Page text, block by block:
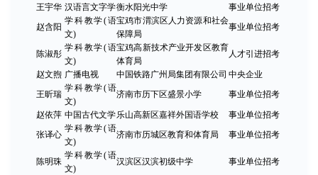
王宇华 汉语言文字学衡水阳光中学
事业单位招考
赵含阳
学科教学(语
文)
宝鸡市渭滨区人力资源和社会
保障局
事业单位招考
陈淑彤
学科教学(语
文)
宝鸡高新技术产业开发区教育
体育局
人才引进招考
赵文煦 广播电视 中国铁路广州局集团有限公司 中央企业
王昕瑞
学科教学(语
文)
济南市历下区盛景小学 事业单位招考
赵依萍 中国古代文学乐山高新区嘉祥外国语学校
事业单位招考
张译心
学科教学(语
文)
济南市历城区教育和体育局 事业单位招考
陈明珠
学科教学(语
文)
汉滨区汉滨初级中学 事业单位招考